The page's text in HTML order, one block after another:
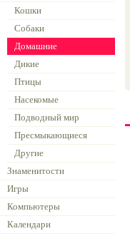
Кошки
Собаки
Домашние
Дикие
Птицы
Насекомые
Подводный мир
Пресмыкающиеся
Другие
Знаменитости
Игры
Компьютеры
Календари